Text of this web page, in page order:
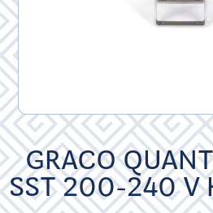
GRACO
SST 200-240